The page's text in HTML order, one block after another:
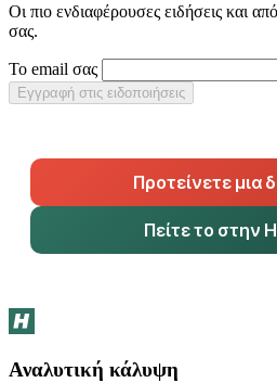
Οι πιο ενδιαφέρουσες ειδήσεις και
σας.
Το email σας
Εγγραφή στις ειδοποιήσεις
Προτείνετε μια
Πείτε το στην
Αναλυτική κάλυψη